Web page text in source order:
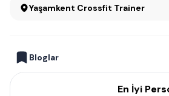
Yaşamkent Crossfit Trainer
Bloglar
En İyi